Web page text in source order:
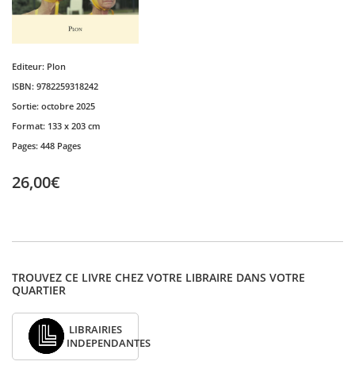
Editeur: Plon
ISBN: 9782259318242
Sortie: octobre 2025
Format: 133 x 203 cm
Pages: 448 Pages
26,00€
TROUVEZ CE LIVRE CHEZ VOTRE LIBRAIRE DANS VOTRE
QUARTIER
LIBRAIRIES
INDEPENDANTES